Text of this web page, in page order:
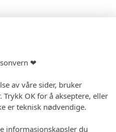
MENY
❤
av våre sider, bruker
OK for å akseptere, eller
er teknisk nødvendige.
informasjonskapsler du